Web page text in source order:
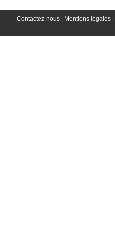
Contactez-nous | Mentions légales |